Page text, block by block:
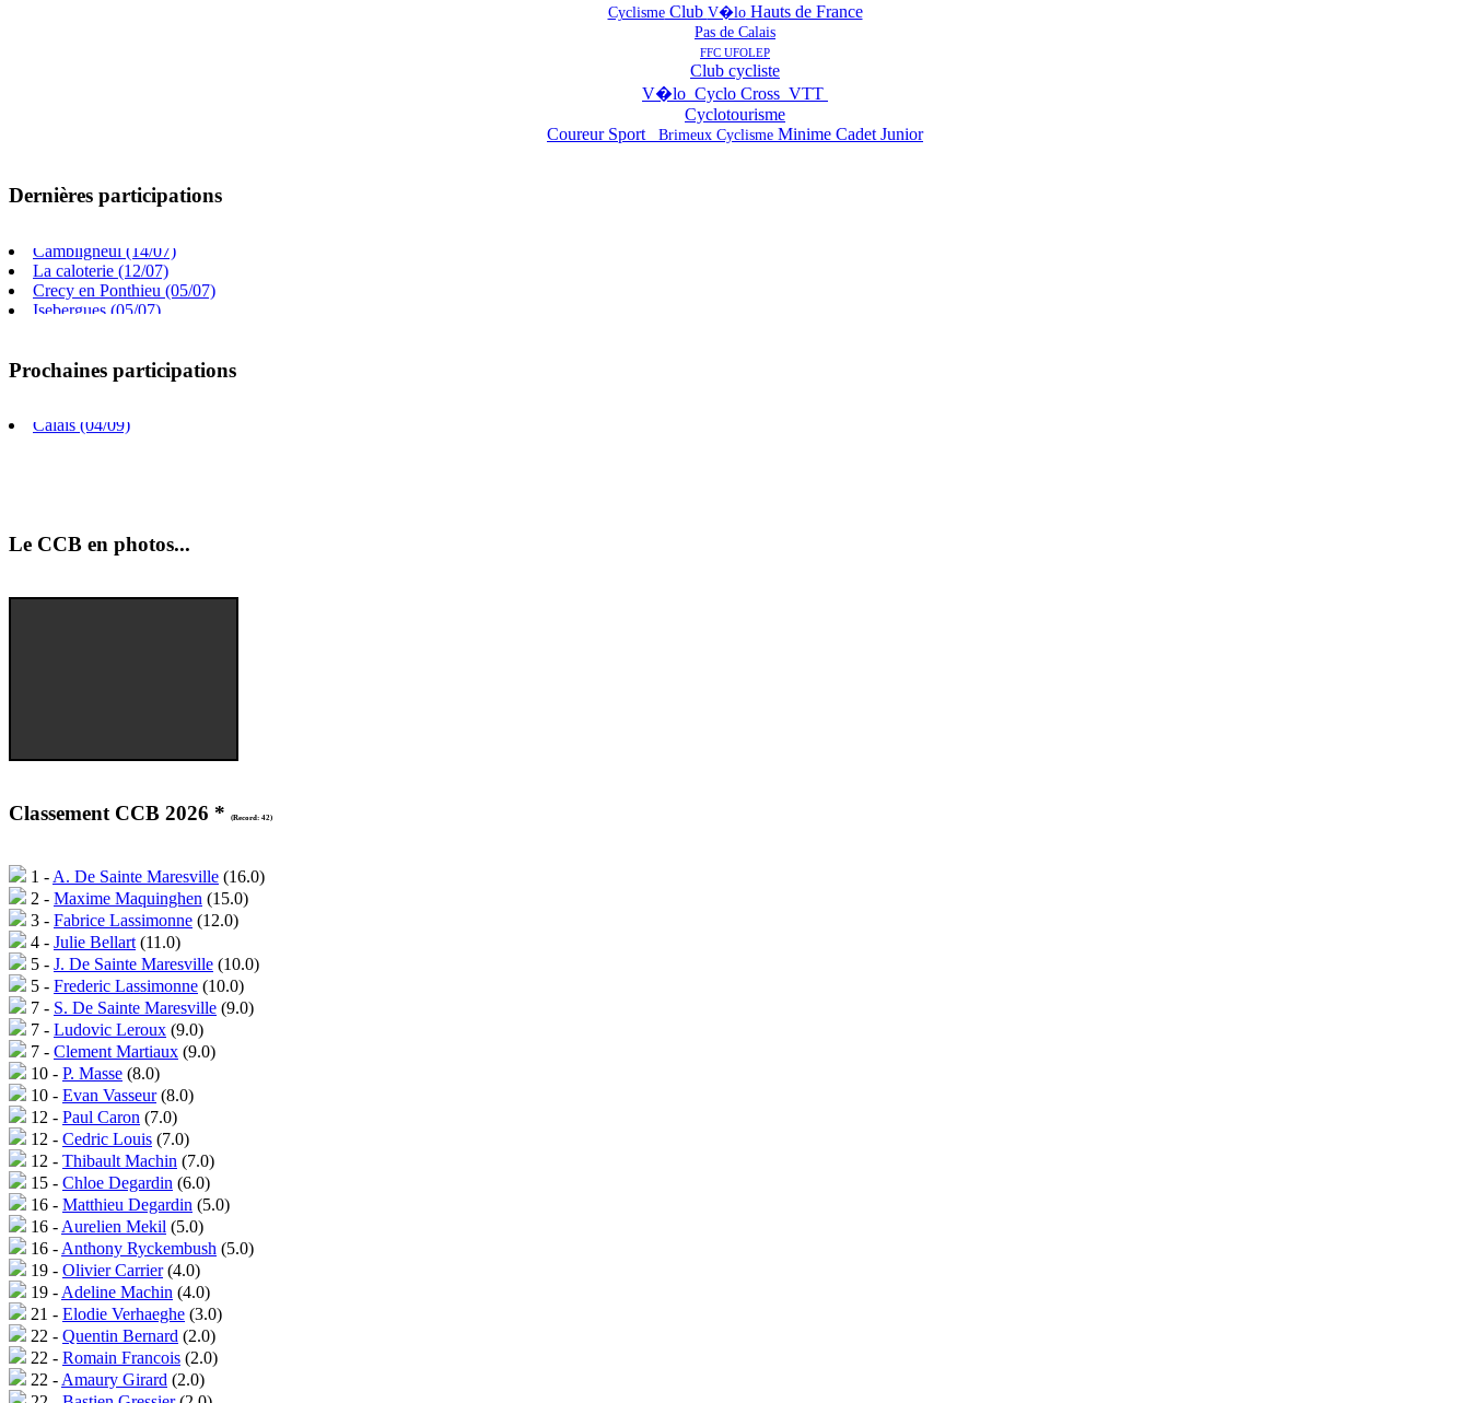
CyclismeClub V�loHauts de France
Pas de Calais
FFC UFOLEP
Club cycliste
V�lo Cyclo Cross VTT
Cyclotourisme
Coureur Sport Brimeux Cyclisme Minime Cadet Junior
Dernières participations
Villers chatel (02/08)
La caloterie (12/07)
Crecy en Ponthieu (05/07)
Isebergues (05/07)
Beauchamp (05/07)
Prochaines participations
Saint Paul au bois (09/08)
Le CCB en photos...
Classement CCB 2026 * (Record: 42)
1 - A. De Sainte Maresville (16.0)
2 - Maxime Maquinghen (15.0)
3 - Fabrice Lassimonne (12.0)
4 - Julie Bellart (11.0)
5 - J. De Sainte Maresville (10.0)
5 - Frederic Lassimonne (10.0)
7 - S. De Sainte Maresville (9.0)
7 - Ludovic Leroux (9.0)
7 - Clement Martiaux (9.0)
10 - P. Masse (8.0)
10 - Evan Vasseur(8.0)
12 - Paul Caron (7.0)
12 - Cedric Louis (7.0)
12 - Thibault Machin (7.0)
15 - Chloe Degardin (6.0)
16 - Matthieu Degardin (5.0)
16 - Aurelien Mekil (5.0)
16 - Anthony Ryckembush (5.0)
19 - Olivier Carrier(4.0)
19 - Adeline Machin (4.0)
21 - Elodie Verhaeghe (3.0)
22 - Quentin Bernard (2.0)
22 - Romain Francois (2.0)
22 - Amaury Girard (2.0)